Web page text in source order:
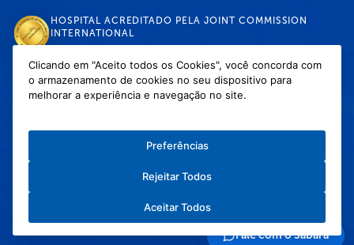
Fale com o Sabará
HOSPITAL ACREDITADO PELA JOINT COMMISSION
INTERNATIONAL
DISPONÍVEL NAS LOJAS
Política de Cookies
Copyright © 2026 Hospital Infantil Sabará — Todos os direitos reservados.
Clicando em "Aceito todos os Cookies", você concorda com
o armazenamento de cookies no seu dispositivo para
melhorar a experiência e navegação no site.
Preferências
Rejeitar Todos
Aceitar Todos